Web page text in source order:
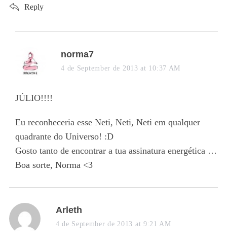
Reply
s
a
norma7
4 de September de 2013 at 10:37 AM
JÚLIO!!!!
Eu reconheceria esse Neti, Neti, Neti em qualquer
quadrante do Universo! :D
Gosto tanto de encontrar a tua assinatura energética …
Boa sorte, Norma <3
s
a
Arleth
4 de September de 2013 at 9:21 AM
r